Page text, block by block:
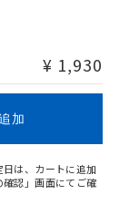
¥ 1,930
加
は、カートに追加
認」画面にてご確